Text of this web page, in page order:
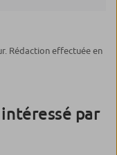
Rédaction effectuée en
par